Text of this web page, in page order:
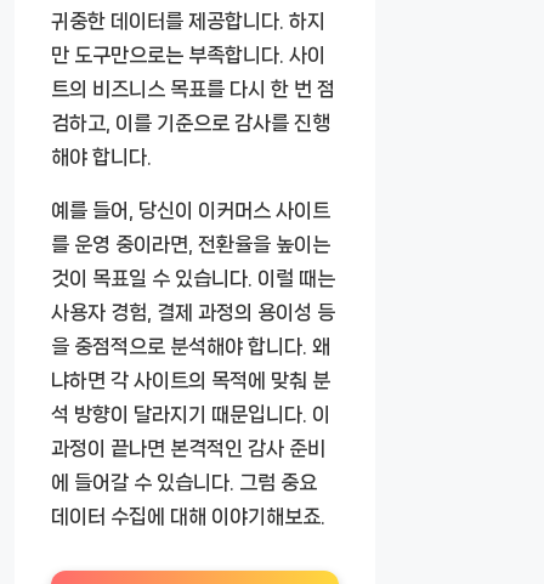
귀중한 데이터를 제공합니다. 하지
만 도구만으로는 부족합니다. 사이
트의 비즈니스 목표를 다시 한 번 점
검하고, 이를 기준으로 감사를 진행
해야 합니다.
예를 들어, 당신이 이커머스 사이트
를 운영 중이라면, 전환율을 높이는
것이 목표일 수 있습니다. 이럴 때는
사용자 경험, 결제 과정의 용이성 등
을 중점적으로 분석해야 합니다. 왜
냐하면 각 사이트의 목적에 맞춰 분
석 방향이 달라지기 때문입니다. 이
과정이 끝나면 본격적인 감사 준비
에 들어갈 수 있습니다. 그럼 중요
데이터 수집에 대해 이야기해보죠.